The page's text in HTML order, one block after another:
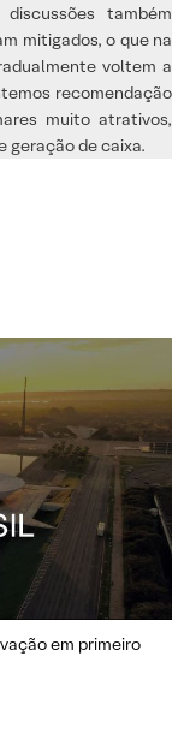
também
mitigados, o que na
voltem a
recomendação
muito atrativos,
geração de caixa.
em primeiro